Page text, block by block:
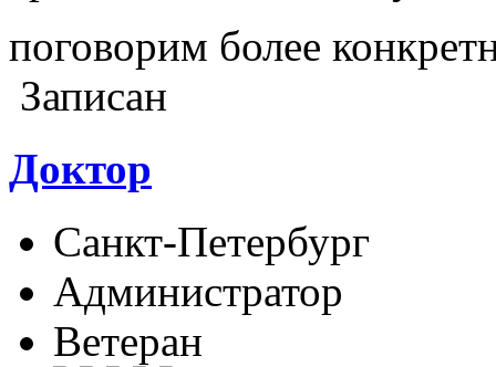
поговорим более
Записан
Доктор
Санкт-Петербург
Администратор
Ветеран